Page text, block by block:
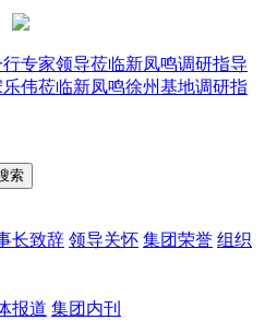
专家领导莅临新凤鸣调研指导
伟莅临新凤鸣徐州基地调研指
长致辞 领导关怀 集团荣誉 组织
报道 集团内刊